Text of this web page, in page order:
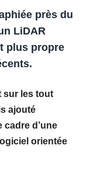
près du
LiDAR
plus propre
sur les tout
ajouté
d’une
orientée